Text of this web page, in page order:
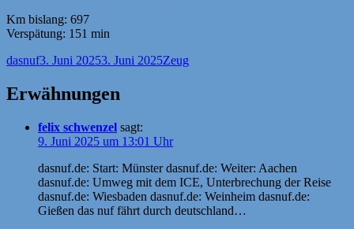
Km bislang: 697
Verspätung: 151 min
Autor
dasnufVeröffentlicht
3. Juni 20253. Juni 2025Kategorien
Zeug
Erwähnungen
felix schwenzel sagt:
9. Juni 2025 um 13:01 Uhr
dasnuf.de: Start: Münster dasnuf.de: Weiter: Aachen
dasnuf.de: Umweg mit dem ICE, Unterbrechung der Reise
dasnuf.de: Wiesbaden dasnuf.de: Weinheim dasnuf.de:
Gießen das nuf fährt durch deutschland…